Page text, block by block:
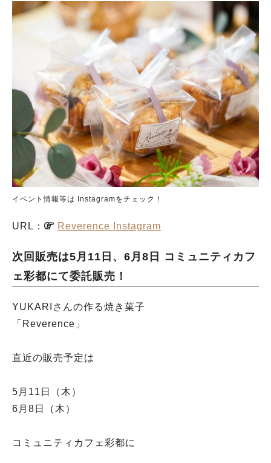
イベント情報等は Instagramをチェック！
URL： Reverence Instagram
次回販売は5月11日、6月8日 コミュニティカフ
ェ彩都にて委託販売！
YUKARIさんの作る焼き菓子
「Reverence」
直近の販売予定は
5月11日（木）
6月8日（木）
コミュニティカフェ彩都に